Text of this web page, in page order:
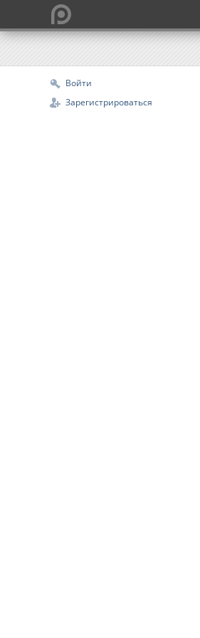
Войти
Зарегистрироваться